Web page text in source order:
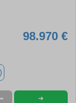
98.970 €
➜